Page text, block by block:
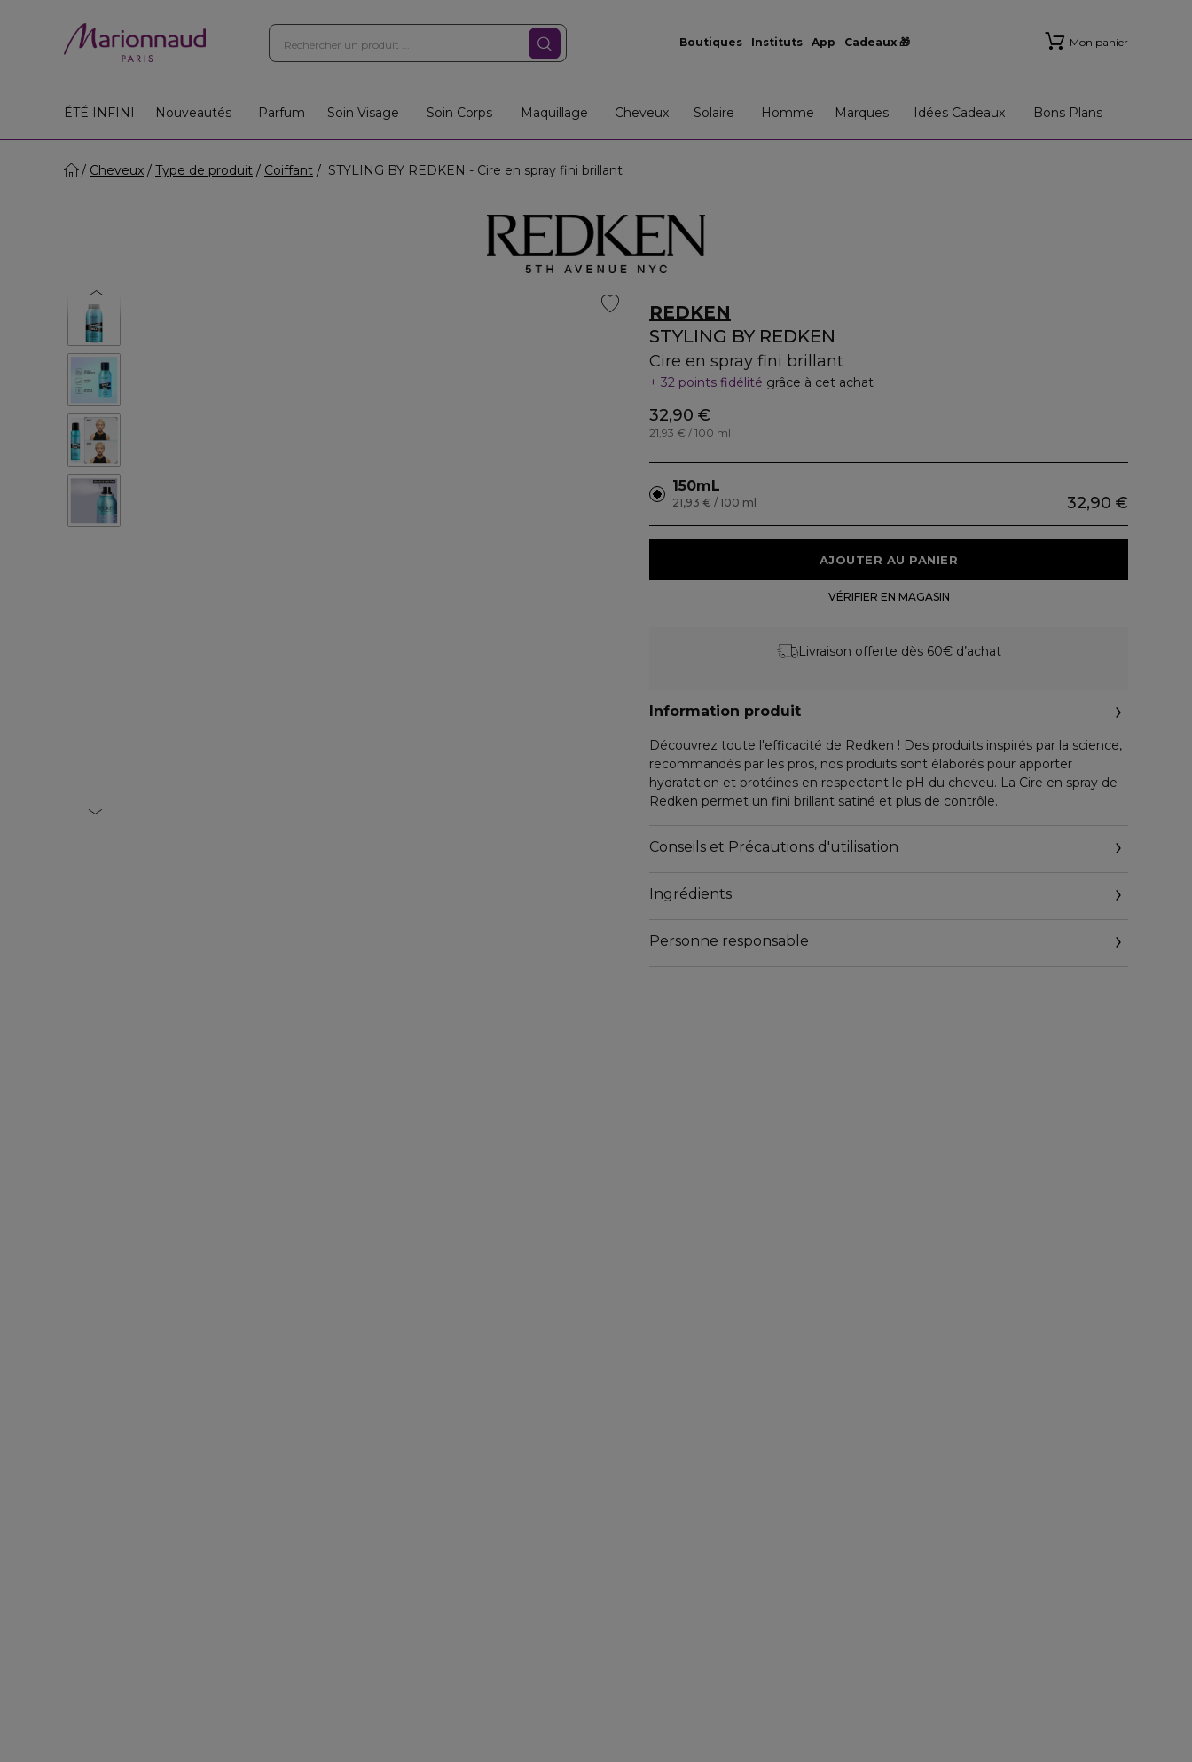
Boutiques Instituts App Cadeaux 🎁 Mon panier
ÉTÉ INFINI Nouveautés Parfum Soin Visage Soin Corps Maquillage Cheveux Solaire Homme Marques Idées Cadeaux Bons Plans
Cheveux Type de produit Coiffant STYLING BY REDKEN - Cire en spray fini brillant
REDKEN
STYLING BY REDKEN
Cire en spray fini brillant
32 points fidélité grâce à cet achat
32,90 €
21,93 € / 100 ml
150mL
32,90 €
21,93 € / 100 ml
Livraison offerte dès 60€ d’achat
Information produit
Découvrez toute l'efficacité de Redken ! Des produits inspirés par la science,
recommandés par les pros, nos produits sont élaborés pour apporter
hydratation et protéines en respectant le pH du cheveu. La Cire en spray de
Redken permet un fini brillant satiné et plus de contrôle.
Conseils et Précautions d'utilisation
Ingrédients
Personne responsable